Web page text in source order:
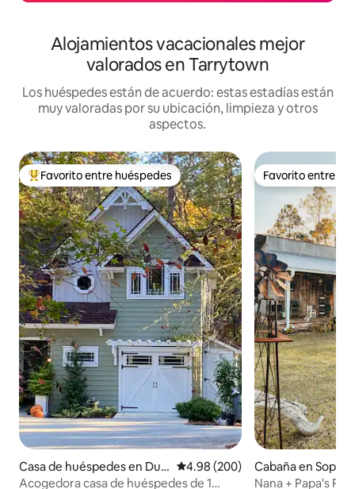
Alojamientos vacacionales mejor
valorados en Tarrytown
Los huéspedes están de acuerdo: estas estadías están
muy valoradas por su ubicación, limpieza y otros
aspectos.
Favorito entre huéspedes preferido
Favorito entre huéspedes
Casa de huéspedes en Dubl
in
Calificación promedio: 4.98 de
4.98 (200)
Acogedora casa de huéspedes de 1
Favorito entre
Favorito entre
Cabaña en
Nana + Papa's